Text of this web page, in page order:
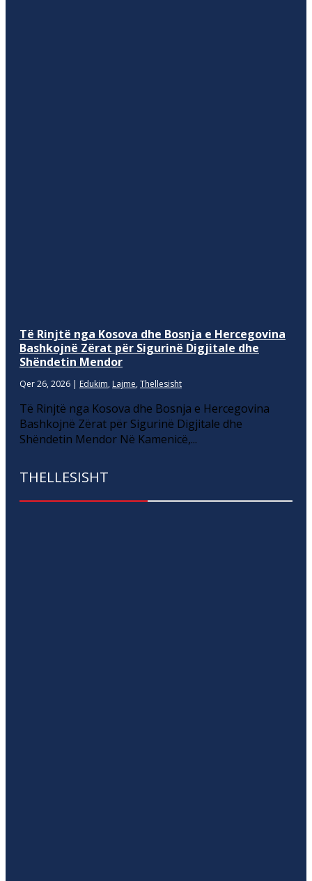
Të Rinjtë nga Kosova dhe Bosnja e Hercegovina
Bashkojnë Zërat për Sigurinë Digjitale dhe
Shëndetin Mendor
Qer 26, 2026 | Edukim, Lajme, Thellesisht
Të Rinjtë nga Kosova dhe Bosnja e Hercegovina
Bashkojnë Zërat për Sigurinë Digjitale dhe
Shëndetin Mendor Në Kamenicë,...
THELLESISHT